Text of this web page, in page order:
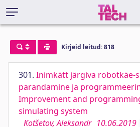
Kirjeid leitud: 818
301. Inimkätt järgiva robotkäe-
parandamine ja
Improvement and
simulating system
Kotšetov, Aleksandr 10.06.2019